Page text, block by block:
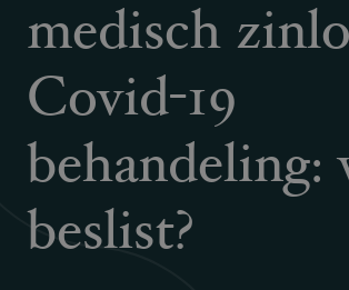
medisch
Covid-19
behandeling:
beslist?